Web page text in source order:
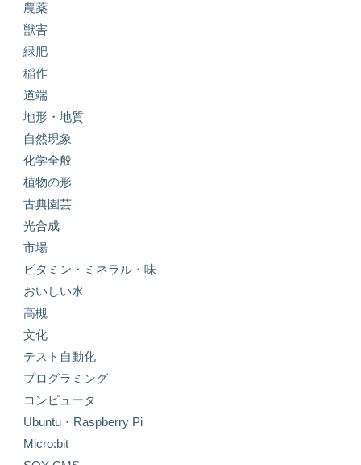
農薬
獣害
緑肥
稲作
道端
地形・地質
自然現象
化学全般
植物の形
古典園芸
光合成
市場
ビタミン・ミネラル・味
おいしい水
高槻
文化
テスト自動化
プログラミング
コンピュータ
Ubuntu・Raspberry Pi
Micro:bit